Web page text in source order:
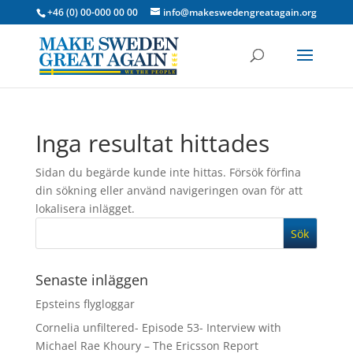
+46 (0) 00-000 00 00 info@makeswedengreatagain.org
Inga resultat hittades
Sidan du begärde kunde inte hittas. Försök förfina
din sökning eller använd navigeringen ovan för att
lokalisera inlägget.
Senaste inläggen
Epsteins flygloggar
Cornelia unfiltered- Episode 53- Interview with
Michael Rae Khoury – The Ericsson Report